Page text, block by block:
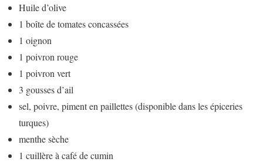
Huile d’olive
1 boîte de tomates concassées
1 oignon
1 poivron rouge
1 poivron vert
3 gousses d’ail
sel, poivre, piment en paillettes (disponible dans les épiceries
turques)
menthe sèche
1 cuillère à café de cumin